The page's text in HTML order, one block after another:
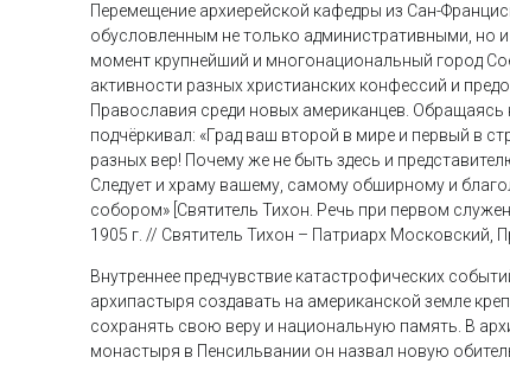
Перемещение архиерейской кафедры из Сан-
обусловленным не только административными, но
момент крупнейший и многонациональный город
активности разных христианских конфессий и
Православия среди новых американцев. Обращаясь
подчёркивал: «Град ваш второй в мире и первый в
разных вер! Почему же не быть здесь и
Следует и храму вашему, самому обширному и
собором» [Святитель Тихон. Речь при первом
1905 г. // Святитель Тихон – Патриарх Московский,
Внутреннее предчувствие катастрофических
архипастыря создавать на американской земле
сохранять свою веру и национальную память. В
монастыря в Пенсильвании он назвал новую